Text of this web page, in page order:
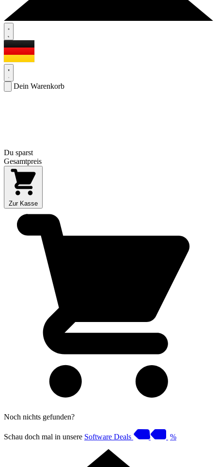
Dein Warenkorb
Du sparst
Gesamtpreis
Zur Kasse
Noch nichts gefunden?
Schau doch mal in unsere Software Deals %